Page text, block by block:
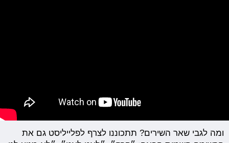
ומה לגבי שאר השירים? תתכוננו לצרף לפלייליסט גם את